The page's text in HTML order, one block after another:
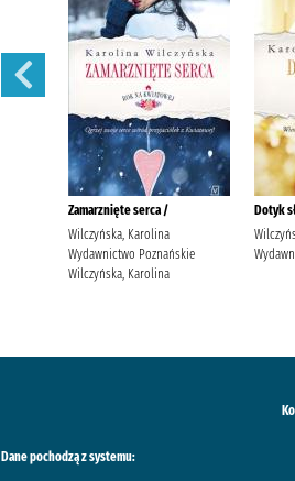
Zamarznięte serca /
Wilczyńska, Karolina
Wydawnictwo Poznańskie
Wilczyńska, Karolina
Dotyk
Dane pochodzą z systemu: